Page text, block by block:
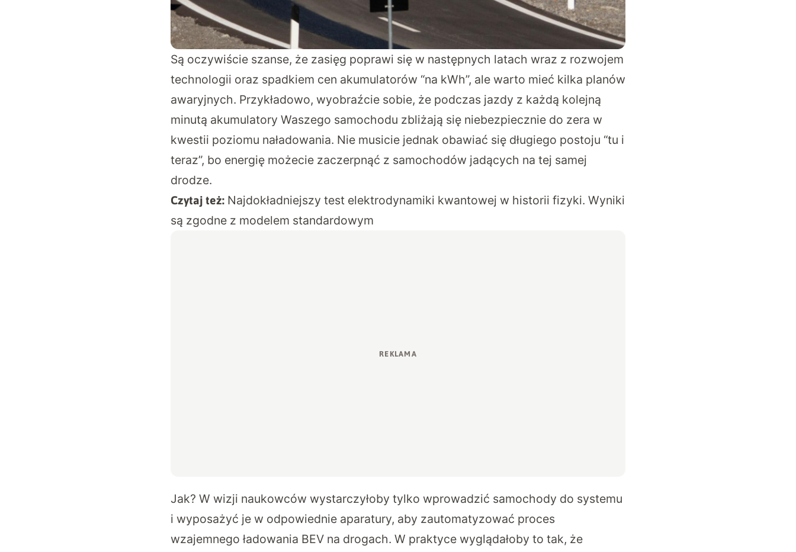
Są oczywiście szanse, że zasięg poprawi się w następnych latach wraz z rozwojem
technologii oraz spadkiem cen akumulatorów “na kWh”, ale warto mieć kilka planów
awaryjnych. Przykładowo, wyobraźcie sobie, że podczas jazdy z każdą kolejną
minutą akumulatory Waszego samochodu zbliżają się niebezpiecznie do zera w
kwestii poziomu naładowania. Nie musicie jednak obawiać się długiego postoju “tu i
teraz”, bo energię możecie zaczerpnąć z samochodów jadących na tej samej
drodze.
Czytaj też: Najdokładniejszy test elektrodynamiki kwantowej w historii fizyki. Wyniki
są zgodne z modelem standardowym
Jak? W wizji naukowców wystarczyłoby tylko wprowadzić samochody do systemu
i wyposażyć je w odpowiednie aparatury, aby zautomatyzować proces
wzajemnego ładowania BEV na drogach. W praktyce wyglądałoby to tak, że